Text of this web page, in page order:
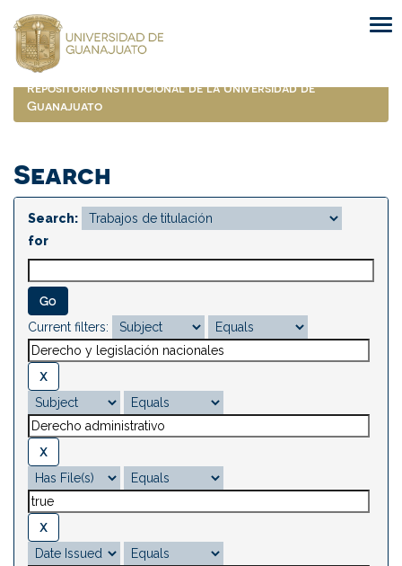
navigation
Repositorio Institucional de la Universidad de
Guanajuato
Search
Search:
for
Current filters: